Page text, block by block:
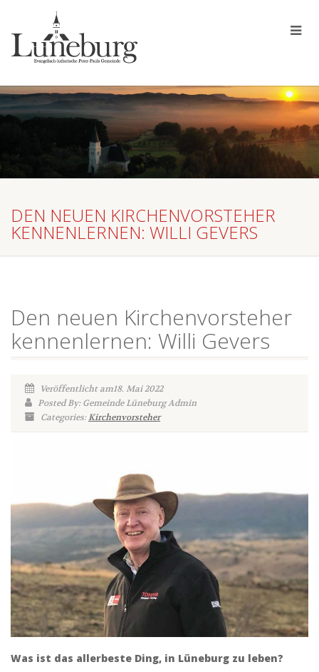
DEN NEUEN KIRCHENVORSTEHER
KENNENLERNEN: WILLI GEVERS
Den neuen Kirchenvorsteher
kennenlernen: Willi Gevers
Veröffentlicht am18. Mai 2022
Posted By: Gemeinde Lüneburg Admin
Categories:Kirchenvorsteher
Was ist das allerbeste Ding, in Lüneburg zu leben?